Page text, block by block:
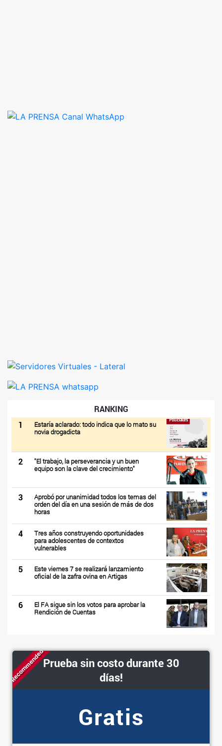
RANKING
1
Estaría aclarado: todo indica que lo mato su
novia drogadicta
2
"El trabajo, la perseverancia y un buen
equipo son la clave del crecimiento"
3
Aprobó por unanimidad todos los temas del
orden del día en una sesión de más de dos
horas
4
Tres años construyendo oportunidades
para adolescentes de contextos
vulnerables
5
Este viernes 7 se realizará lanzamiento
oficial de la zafra ovina en Artigas
6
El FA sigue sin los votos para aprobar la
Rendición de Cuentas
RecommendedPrueba sin costo durante 30
días!
Gratis